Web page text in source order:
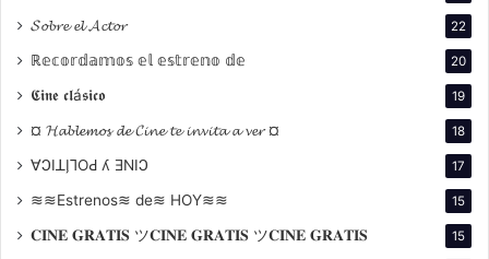
𝓢𝓸𝓫𝓻𝓮 𝓮𝓵 𝓐𝓬𝓽𝓸𝓻 22
ℝ𝕖𝕔𝕠𝕣𝕕𝕒𝕞𝕠𝕤 𝕖𝕝 𝕖𝕤𝕥𝕣𝕖𝕟𝕠 𝕕𝕖 20
𝕮𝖎𝖓𝖊 𝖈𝖑á𝖘𝖎𝖈𝖔 19
¤ 𝓗𝓪𝓫𝓵𝓮𝓶𝓸𝓼 𝓭𝓮 𝓒𝓲𝓷𝓮 𝓽𝓮 𝓲𝓷𝓿𝓲𝓽𝓪 𝓪 𝓿𝓮𝓻 ¤ 18
∀ϽIꓕI̗⅂OԀ ʎ ƎNIϽ 17
≋≋Estrenos≋ de≋ HOY≋≋ 15
𝐂𝐈𝐍𝐄 𝐆𝐑𝐀𝐓𝐈𝐒 ツ𝐂𝐈𝐍𝐄 𝐆𝐑𝐀𝐓𝐈𝐒 ツ𝐂𝐈𝐍𝐄 𝐆𝐑𝐀𝐓𝐈𝐒 15